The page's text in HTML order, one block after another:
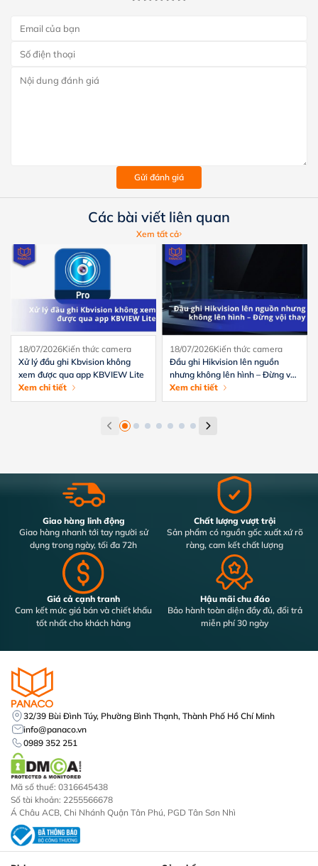
Gửi đánh giá
Các bài viết liên quan
Xem tất cả
18/07/2026Kiến thức camera
Xử lý đầu ghi Kbvision không
xem được qua app KBVIEW Lite
Xem chi tiết
18/07/2026Kiến thức camera
Đầu ghi Hikvision lên nguồn
nhưng không lên hình – Đừng vội
thay
Xem chi tiết
Giao hàng linh động
Giao hàng nhanh tới tay người sử
dụng trong ngày, tối đa 72h
Chất lượng vượt trội
Sản phẩm có nguồn gốc xuất xứ rõ
ràng, cam kết chất lượng
Giá cả cạnh tranh
Cam kết mức giá bán và chiết khấu
tốt nhất cho khách hàng
Hậu mãi chu đáo
Bảo hành toàn diện đầy đủ, đổi trả
miễn phí 30 ngày
32/39 Bùi Đình Túy, Phường Bình Thạnh, Thành Phố Hồ Chí Minh
info@panaco.vn
0989 352 251
Mã số thuế: 0316645438
Số tài khoản: 2255566678
Á Châu ACB, Chi Nhánh Quận Tân Phú, PGD Tân Sơn Nhì